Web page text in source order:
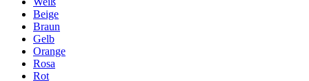
Beige
Braun
Gelb
Orange
Rosa
Rot